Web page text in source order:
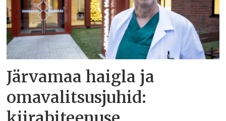
Järvamaa haigla ja
omavalitsusjuhid: